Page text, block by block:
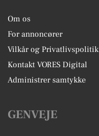
Om os
For annoncører
Vilkår og Privatlivspolitik
Kontakt VORES Digital
Administrer samtykke
GENVEJE